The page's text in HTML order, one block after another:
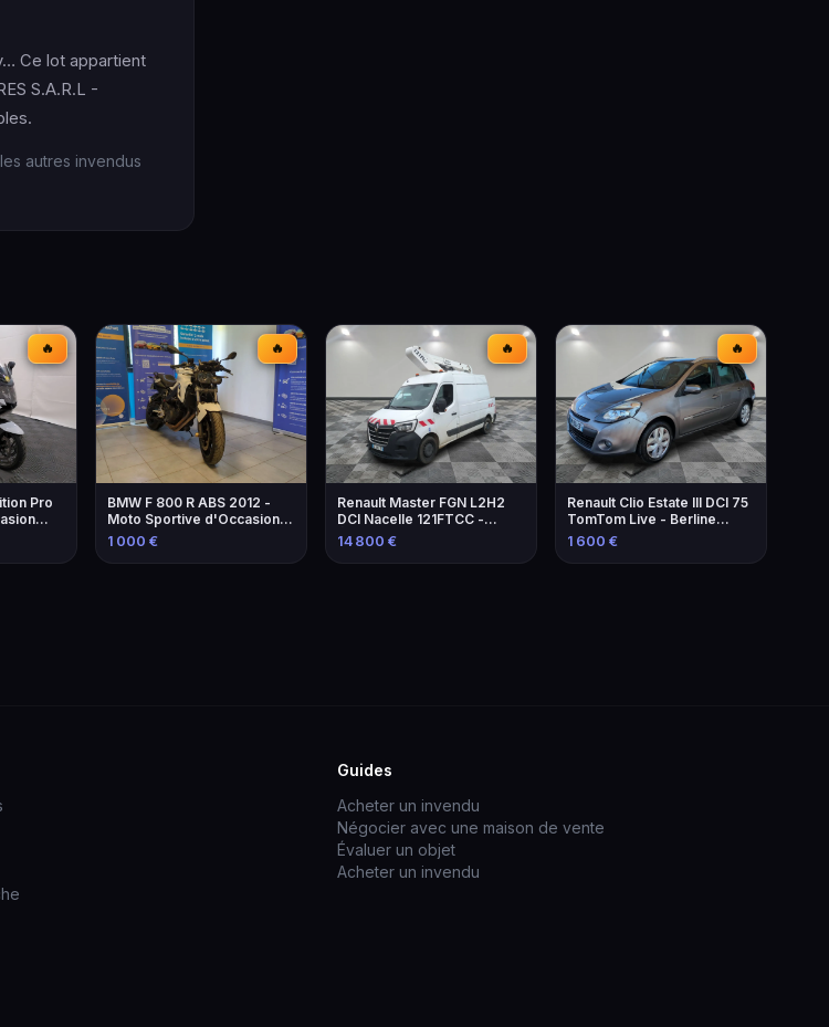
Ce lot appartient
S.A.R.L -
autres invendus
🔥
Pro
🔥
BMW F 800 R ABS 2012 -
Moto Sportive d'Occasion à
Marseille
1 000 €
🔥
Renault Master FGN L2H2
DCI Nacelle 121FTCC -
Élévateur de 2021
14 800 €
🔥
Renault Clio Estate III DCI 75
TomTom Live - Berline
familiale économique
1 600 €
Guides
Acheter un invendu
Négocier avec une maison de vente
Évaluer un objet
Acheter un invendu